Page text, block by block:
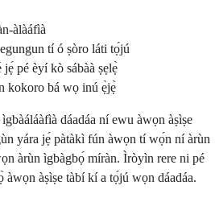
àlàáfìà
tí ó ṣòro láti tọ́jú
pé èyí kò sábàà ṣẹlẹ̀
kokoro bá wọ inú ẹ̀jẹ̀
dáadáa ní ewu àwọn àṣìṣe
yára jẹ́ pàtàkì fún àwọn tí wọ́n ní àrùn
àrùn ìgbàgbọ́ míràn. Ìròyìn rere ni pé
àwọn àṣìṣe tàbí kí a tọ́jú wọn dáadáa.